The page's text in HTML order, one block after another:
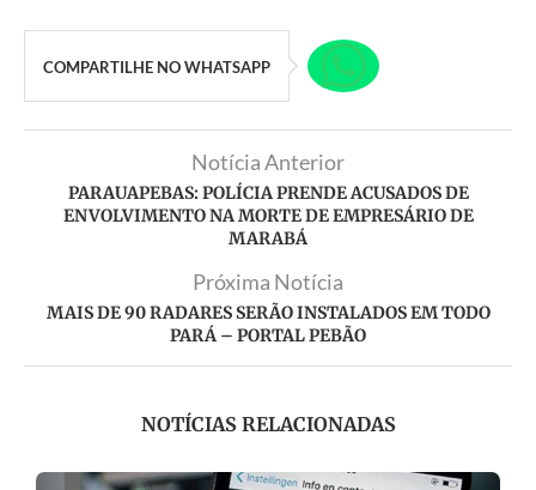
COMPARTILHE NO WHATSAPP
Notícia Anterior
PARAUAPEBAS: POLÍCIA PRENDE ACUSADOS DE
ENVOLVIMENTO NA MORTE DE EMPRESÁRIO DE
MARABÁ
Próxima Notícia
MAIS DE 90 RADARES SERÃO INSTALADOS EM TODO
PARÁ – PORTAL PEBÃO
NOTÍCIAS RELACIONADAS